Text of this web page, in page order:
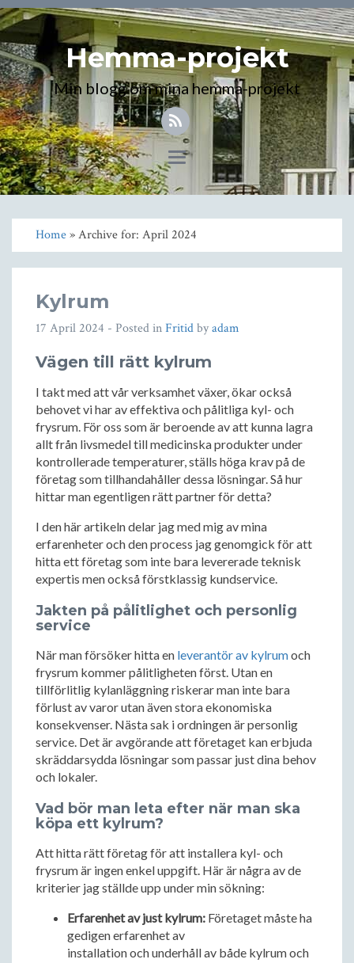
Hemma-projekt
Min blogg om mina hemma-projekt
Toggle
navigation
Home» Archive for: April 2024
Kylrum
17 April 2024 - Posted inFritidbyadam
Vägen till rätt kylrum
I takt med att vår verksamhet växer, ökar också
behovet vi har av effektiva och pålitliga kyl- och
frysrum. För oss som är beroende av att kunna lagra
allt från livsmedel till medicinska produkter under
kontrollerade temperaturer, ställs höga krav på de
företag som tillhandahåller dessa lösningar. Så hur
hittar man egentligen rätt partner för detta?
I den här artikeln delar jag med mig av mina
erfarenheter och den process jag genomgick för att
hitta ett företag som inte bara levererade teknisk
expertis men också förstklassig kundservice.
Jakten på pålitlighet och personlig
service
När man försöker hitta en leverantör av kylrumoch
frysrum kommer pålitligheten först. Utan en
tillförlitlig kylanläggning riskerar man inte bara
förlust av varor utan även stora ekonomiska
konsekvenser. Nästa sak i ordningen är personlig
service. Det är avgörande att företaget kan erbjuda
skräddarsydda lösningar som passar just dina behov
och lokaler.
Vad bör man leta efter när man ska
köpa ett kylrum?
Att hitta rätt företag för att installera kyl- och
frysrum är ingen enkel uppgift. Här är några av de
kriterier jag ställde upp under min sökning:
Erfarenhet av just kylrum: Företaget måste ha
gedigen erfarenhet av
installation och underhåll av både kylrum och